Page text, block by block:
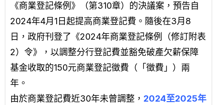
《商業登記條例》（第310章）的決議案，預告自
2024年4月1日起提高商業登記費。隨後在3月8
日，政府刊登了《2024年商業登記條例（修訂附表
2）令》，以調整分行登記費並豁免破產欠薪保障
基金收取的150元商業登記徵費（「徵費」）兩
年。
由於商業登記費近30年未曾調整， 2024至2025年